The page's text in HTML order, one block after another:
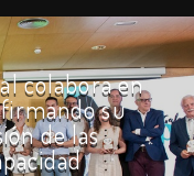
colabora en
su
de las